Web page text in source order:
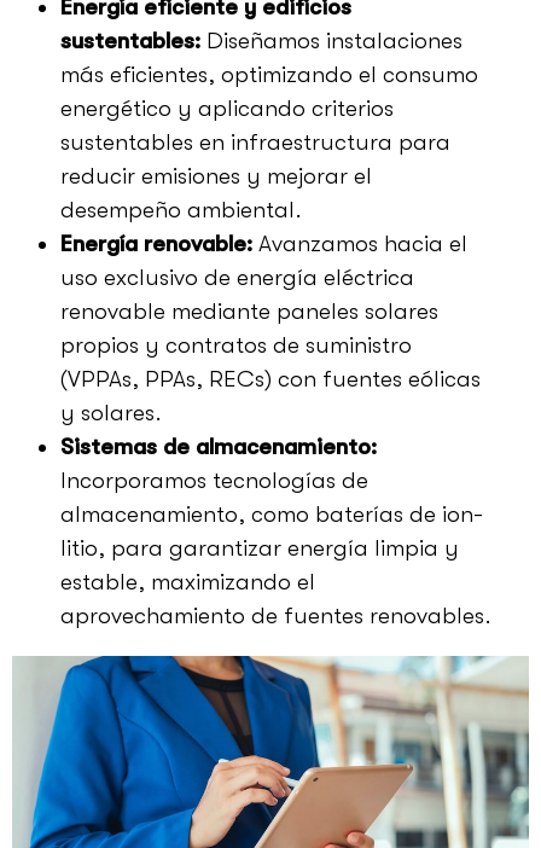
Energía eficiente y edificios
sustentables: Diseñamos instalaciones
más eficientes, optimizando el consumo
energético y aplicando criterios
sustentables en infraestructura para
reducir emisiones y mejorar el
desempeño ambiental.
Energía renovable: Avanzamos hacia el
uso exclusivo de energía eléctrica
renovable mediante paneles solares
propios y contratos de suministro
(VPPAs, PPAs, RECs) con fuentes eólicas
y solares.
Sistemas de almacenamiento:
Incorporamos tecnologías de
almacenamiento, como baterías de ion-
litio, para garantizar energía limpia y
estable, maximizando el
aprovechamiento de fuentes renovables.